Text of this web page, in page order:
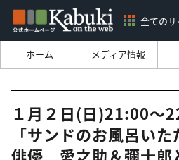
全てのサ
ホーム メディア情報
１月２日(日)21:00
「サンドのお風呂い
俳優 愛之助＆彌十郎